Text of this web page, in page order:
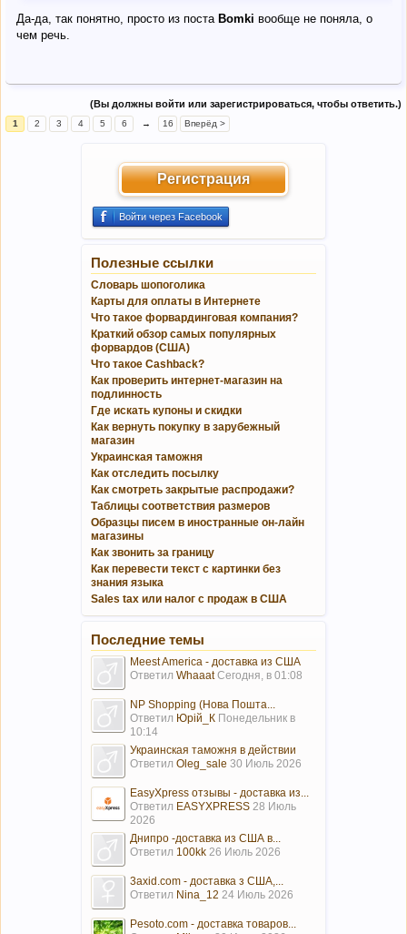
Да-да, так понятно, просто из поста Bomki вообще не поняла, о
чем речь.
(Вы должны войти или зарегистрироваться, чтобы ответить.)
1 2 3 4 5 6 → 16 Вперёд >
Регистрация
Войти через Facebook
Полезные ссылки
Словарь шопоголика
Карты для оплаты в Интернете
Что такое форвардинговая компания?
Краткий обзор самых популярных
форвардов (США)
Что такое Cashback?
Как проверить интернет-магазин на
подлинность
Где искать купоны и скидки
Как вернуть покупку в зарубежный
магазин
Украинская таможня
Как отследить посылку
Как смотреть закрытые распродажи?
Таблицы соответствия размеров
Образцы писем в иностранные он-лайн
магазины
Как звонить за границу
Как перевести текст с картинки без
знания языка
Sales tax или налог с продаж в США
Последние темы
Meest America - доставка из США
Ответил Whaaat Сегодня, в 01:08
NP Shopping (Нова Пошта...
Ответил Юрій_К Понедельник в
10:14
Украинская таможня в действии
Ответил Oleg_sale 30 Июль 2026
EasyXpress отзывы - доставка из...
Ответил EASYXPRESS 28 Июль
2026
Днипро -доставка из США в...
Ответил 100kk 26 Июль 2026
3axid.com - доставка з США,...
Ответил Nina_12 24 Июль 2026
Pesoto.com - доставка товаров...